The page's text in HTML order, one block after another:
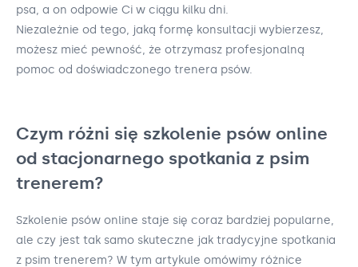
psa, a on odpowie Ci w ciągu kilku dni.
Niezależnie od tego, jaką formę konsultacji wybierzesz,
możesz mieć pewność, że otrzymasz profesjonalną
pomoc od doświadczonego trenera psów.
Czym różni się szkolenie psów online
od stacjonarnego spotkania z psim
trenerem?
Szkolenie psów online staje się coraz bardziej popularne,
ale czy jest tak samo skuteczne jak tradycyjne spotkania
z psim trenerem? W tym artykule omówimy różnice